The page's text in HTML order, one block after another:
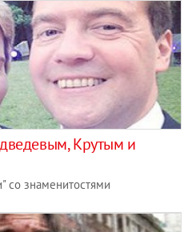
Крутым и
со знаменитостями